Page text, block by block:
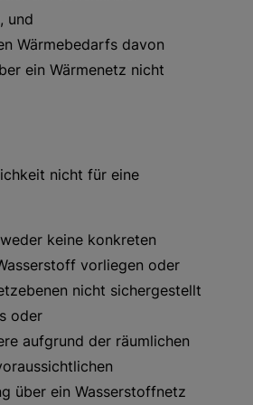
und
Wärmebedarfs davon
ein Wärmenetz nicht
nicht für eine
keine konkreten
vorliegen oder
nicht sichergestellt
oder
aufgrund der räumlichen
über ein Wasserstoffnetz